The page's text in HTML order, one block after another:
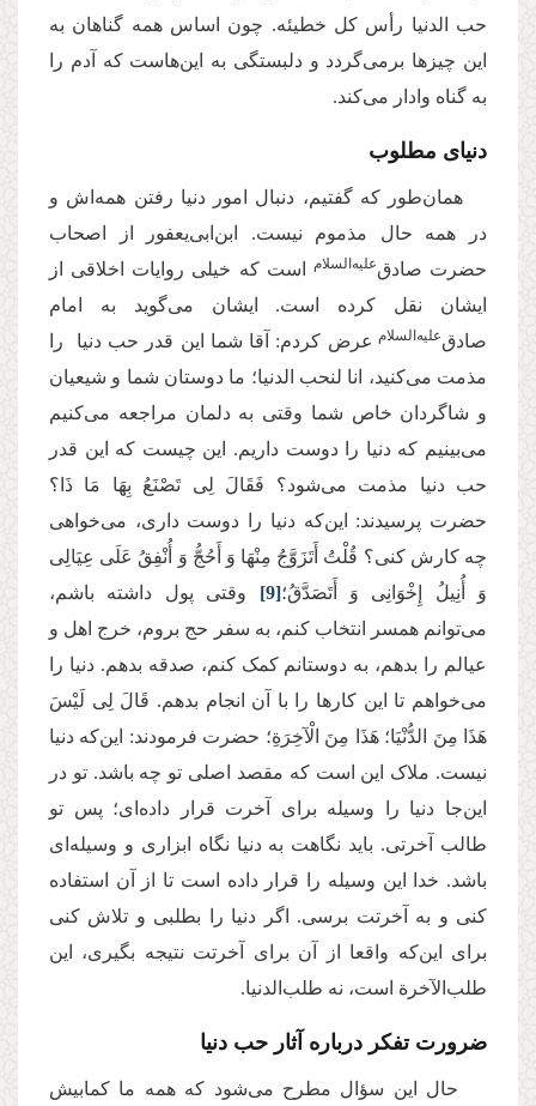
حب الدنیا رأس کل خطیئه. چون اساس همه گناهان به
این چیزها برمی‌گردد و دلبستگی به این‌هاست که آدم را
به گناه وادار می‌کند.
دنیای مطلوب
همان‌طور که گفتیم، دنبال امور دنیا رفتن همه‌اش و
در همه حال مذموم نیست. ابن‌ابی‌یعفور از اصحاب
حضرت صادق‌علیه‌السلام
است که خیلی روایات اخلاقی از
ایشان نقل کرده است. ایشان می‌گوید به امام
صادق‌علیه‌السلام عرض کردم: آقا شما این قدر حب دنیا را
مذمت می‌کنید، انا لنحب الدنیا؛ ما دوستان شما و شیعیان
و شاگردان خاص شما وقتی به دلمان مراجعه می‌کنیم
می‌بینیم که دنیا را دوست داریم. این چیست که این قدر
حب دنیا مذمت می‌شود؟ فَقَالَ‏ لِی‏ تَصْنَعُ‏ بِهَا مَا ذَا؟
حضرت پرسیدند: این‌که دنیا را دوست داری، می‌خواهی
چه کارش کنی؟ قُلْتُ أَتَزَوَّجُ مِنْهَا وَ أَحُجُّ وَ أُنْفِقُ عَلَى عِیَالِی
وَ أُنِیلُ إِخْوَانِی وَ أَتَصَدَّقُ؛[9] وقتی پول داشته باشم،
می‌توانم همسر انتخاب کنم، به سفر حج بروم، خرج اهل و
عیالم را بدهم، به دوستانم کمک کنم، صدقه بدهم. دنیا را
می‌خواهم تا این کارها را با آن انجام بدهم. قَالَ لِی لَیْسَ
هَذَا مِنَ الدُّنْیَا؛ هَذَا مِنَ الْآخِرَةِ؛ حضرت فرمودند: این‌که دنیا
نیست. ملاک این است که مقصد اصلی‌ تو چه باشد. تو در
این‌جا دنیا را وسیله برای آخرت قرار داده‌ای؛ پس تو
طالب آخرتی. باید نگاهت به دنیا نگاه ابزاری و وسیله‌ای
باشد. خدا این وسیله را قرار داده است تا از آن استفاده
کنی و به آخرتت برسی. اگر دنیا را بطلبی و تلاش کنی
برای این‌که واقعا از آن برای آخرتت نتیجه بگیری، این
طلب‌الآخرة است، نه طلب‌الدنیا.
ضرورت تفکر درباره آثار حب دنیا
حال این سؤال مطرح می‌شود که همه ما کمابیش